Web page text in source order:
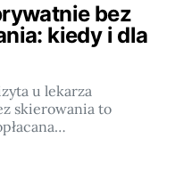
bez
kiedy i dla
u lekarza
skierowania to